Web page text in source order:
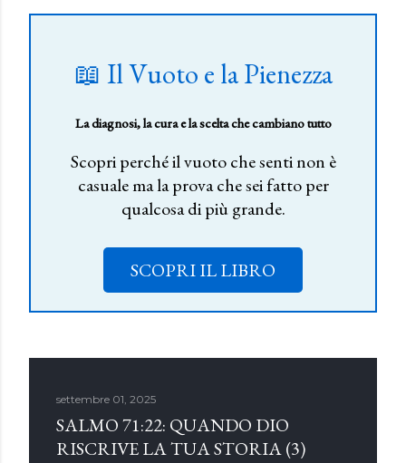
s
📖 Il Vuoto e la Pienezza
La diagnosi, la cura e la scelta che cambiano tutto
Scopri perché il vuoto che senti non è
casuale ma la prova che sei fatto per
qualcosa di più grande.
SCOPRI IL LIBRO
settembre 01, 2025
SALMO 71:22: QUANDO DIO
RISCRIVE LA TUA STORIA (3)